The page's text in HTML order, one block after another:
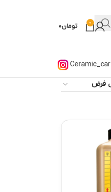
0 تومان۰
Ceramic_car